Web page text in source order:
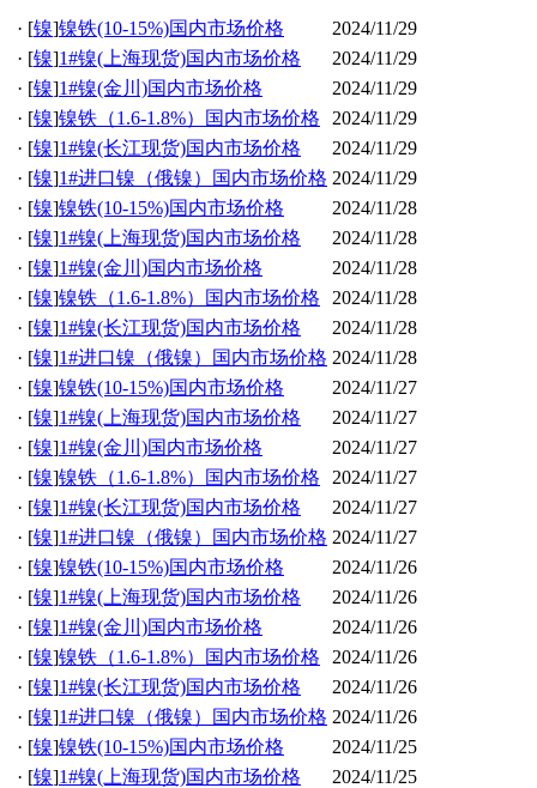
· [镍]镍铁(10-15%)国内市场价格
2024/11/29
· [镍]1#镍(上海现货)国内市场价格
2024/11/29
· [镍]1#镍(金川)国内市场价格
2024/11/29
· [镍]镍铁（1.6-1.8%）国内市场价格
2024/11/29
· [镍]1#镍(长江现货)国内市场价格
2024/11/29
· [镍]1#进口镍（俄镍）国内市场价格 2024/11/29
· [镍]镍铁(10-15%)国内市场价格
2024/11/28
· [镍]1#镍(上海现货)国内市场价格
2024/11/28
· [镍]1#镍(金川)国内市场价格
2024/11/28
· [镍]镍铁（1.6-1.8%）国内市场价格
2024/11/28
· [镍]1#镍(长江现货)国内市场价格
2024/11/28
· [镍]1#进口镍（俄镍）国内市场价格 2024/11/28
· [镍]镍铁(10-15%)国内市场价格
2024/11/27
· [镍]1#镍(上海现货)国内市场价格
2024/11/27
· [镍]1#镍(金川)国内市场价格
2024/11/27
· [镍]镍铁（1.6-1.8%）国内市场价格
2024/11/27
· [镍]1#镍(长江现货)国内市场价格
2024/11/27
· [镍]1#进口镍（俄镍）国内市场价格 2024/11/27
· [镍]镍铁(10-15%)国内市场价格
2024/11/26
· [镍]1#镍(上海现货)国内市场价格
2024/11/26
· [镍]1#镍(金川)国内市场价格
2024/11/26
· [镍]镍铁（1.6-1.8%）国内市场价格
2024/11/26
· [镍]1#镍(长江现货)国内市场价格
2024/11/26
· [镍]1#进口镍（俄镍）国内市场价格 2024/11/26
· [镍]镍铁(10-15%)国内市场价格
2024/11/25
· [镍]1#镍(上海现货)国内市场价格
2024/11/25